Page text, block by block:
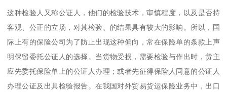
这种检验人又称公证人，他们的检验技术，审慎程度，以及是否持
客观、公正的立场，对其检验、的结果具有较大的影响。所以，国
际上有的保险公司为了防止出现这种偏向，常在保险单的条款上声
明保留委托公证人的选择。当货物受损，需要检验与作出时，货主
应先委托保险单上的公证人办理；或者先征得保险人同意的公证人
办理公证及出具检验报告。在我国对外贸易货运保险业务中，出口